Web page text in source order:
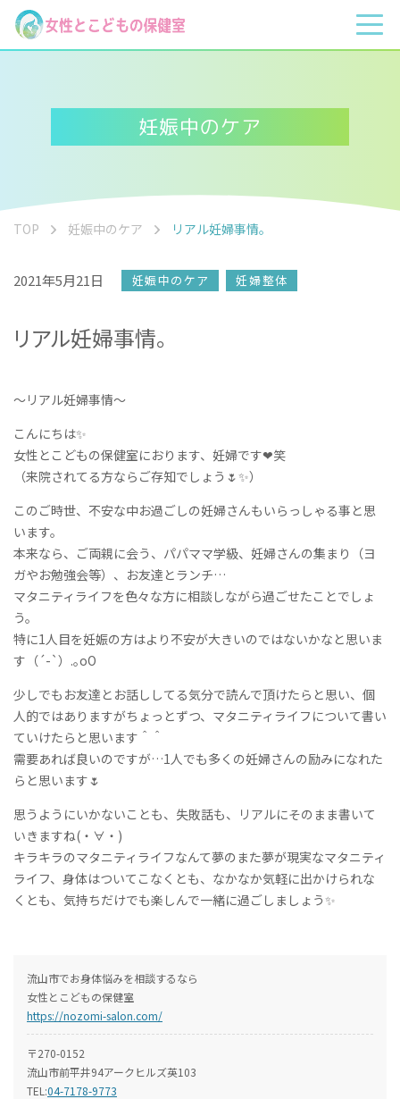
妊娠中のケア
TOP 妊娠中のケア リアル妊婦事情。
2021年5月21日 妊娠中のケア 妊婦整体
リアル妊婦事情。
〜リアル妊婦事情〜
こんにちは✨
女性とこどもの保健室におります、妊婦です❤︎笑
（来院されてる方ならご存知でしょう🌷✨）
このご時世、不安な中お過ごしの妊婦さんもいらっしゃる事と思
います。
本来なら、ご両親に会う、パパママ学級、妊婦さんの集まり（ヨ
ガやお勉強会等）、お友達とランチ…
マタニティライフを色々な方に相談しながら過ごせたことでしょ
う。
特に1人目を妊娠の方はより不安が大きいのではないかなと思いま
す（´-`）.｡oO
少しでもお友達とお話ししてる気分で読んで頂けたらと思い、個
人的ではありますがちょっとずつ、マタニティライフについて書い
ていけたらと思います＾＾
需要あれば良いのですが…1人でも多くの妊婦さんの励みになれた
らと思います🌷
思うようにいかないことも、失敗話も、リアルにそのまま書いて
いきますね(・∀・)
キラキラのマタニティライフなんて夢のまた夢が現実なマタニティ
ライフ、身体はついてこなくとも、なかなか気軽に出かけられな
くとも、気持ちだけでも楽しんで一緒に過ごしましょう✨
流山市でお身体悩みを相談するなら
女性とこどもの保健室
https://nozomi-salon.com/
〒270-0152
流山市前平井94アークヒルズ英103
TEL:04-7178-9773